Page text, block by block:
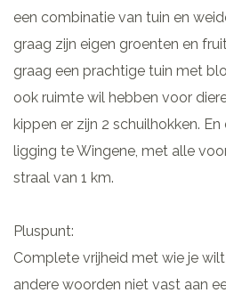
een combinatie van tuin en
graag zijn eigen groenten en
graag een prachtige tuin met
ook ruimte wil hebben voor
kippen er zijn 2 schuilhokken.
ligging te Wingene, met alle
straal van 1 km.
Pluspunt:
Complete vrijheid met wie je
andere woorden niet vast aan